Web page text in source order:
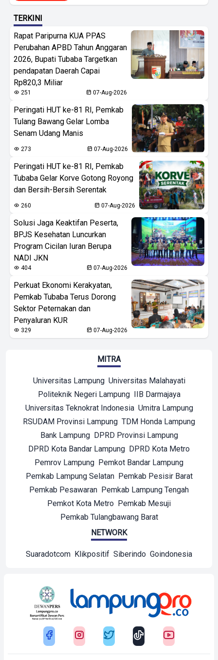
TERKINI
Rapat Paripurna KUA PPAS
Perubahan APBD Tahun Anggaran
2026, Bupati Tubaba Targetkan
pendapatan Daerah Capai
Rp820,3 Miliar
251 07-Aug-2026
Peringati HUT ke-81 RI, Pemkab
Tulang Bawang Gelar Lomba
Senam Udang Manis
273 07-Aug-2026
Peringati HUT ke-81 RI, Pemkab
Tubaba Gelar Korve Gotong Royong
dan Bersih-Bersih Serentak
260 07-Aug-2026
Solusi Jaga Keaktifan Peserta,
BPJS Kesehatan Luncurkan
Program Cicilan Iuran Berupa
NADI JKN
404 07-Aug-2026
Perkuat Ekonomi Kerakyatan,
Pemkab Tubaba Terus Dorong
Sektor Peternakan dan
Penyaluran KUR
329 07-Aug-2026
MITRA
Universitas Lampung Universitas Malahayati
Politeknik Negeri Lampung IIB Darmajaya
Universitas Teknokrat Indonesia Umitra Lampung
RSUDAM Provinsi Lampung TDM Honda Lampung
Bank Lampung DPRD Provinsi Lampung
DPRD Kota Bandar Lampung DPRD Kota Metro
Pemrov Lampung Pemkot Bandar Lampung
Pemkab Lampung Selatan Pemkab Pesisir Barat
Pemkab Pesawaran Pemkab Lampung Tengah
Pemkot Kota Metro Pemkab Mesuji
Pemkab Tulangbawang Barat
NETWORK
Suaradotcom Klikpositif Siberindo Goindonesia